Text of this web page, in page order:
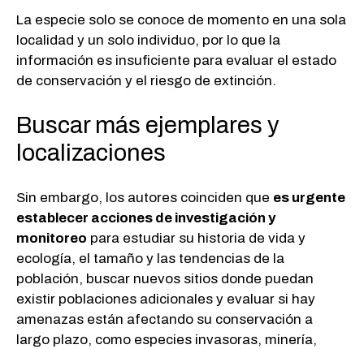
La especie solo se conoce de momento en una sola
localidad y un solo individuo, por lo que la
información es insuficiente para evaluar el estado
de conservación y el riesgo de extinción.
Buscar más ejemplares y
localizaciones
Sin embargo, los autores coinciden que es urgente
establecer acciones de investigación y
monitoreo para estudiar su historia de vida y
ecología, el tamaño y las tendencias de la
población, buscar nuevos sitios donde puedan
existir poblaciones adicionales y evaluar si hay
amenazas están afectando su conservación a
largo plazo, como especies invasoras, minería,